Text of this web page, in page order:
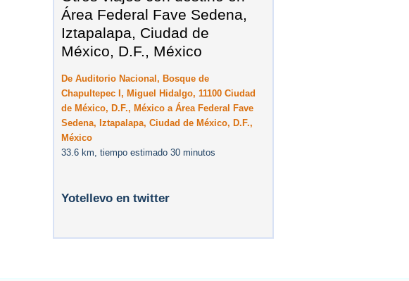
Área Federal Fave Sedena,
Iztapalapa, Ciudad de
México, D.F., México
De Auditorio Nacional, Bosque de
Chapultepec I, Miguel Hidalgo, 11100 Ciudad
de México, D.F., México a Área Federal Fave
Sedena, Iztapalapa, Ciudad de México, D.F.,
México
33.6 km, tiempo estimado 30 minutos
Yotellevo en twitter